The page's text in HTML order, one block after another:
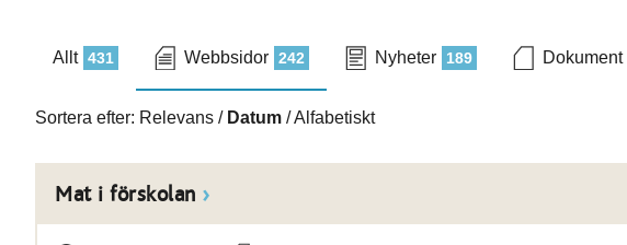
431
Allt 242
Webbsidor 189
Nyheter Dokument
Sortera efter: Relevans / Datum /Alfabetiskt
Mat i förskolan